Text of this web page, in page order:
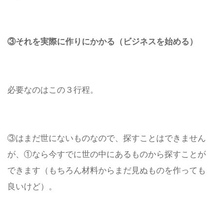
③それを実際に作りにかかる（ビジネスを始める）
必要なのはこの３行程。
③はまだ世にないものなので、探すことはできません
が、①なら今すでに世の中にあるものから探すことが
できます（もちろん材料からまだ見ぬものを作っても
良いけど）。